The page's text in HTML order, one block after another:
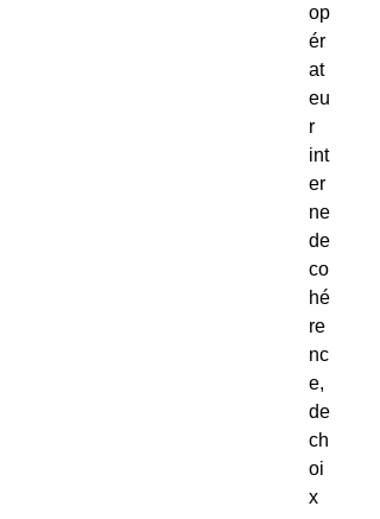
op
ér
at
eu
r
int
er
ne
de
co
hé
re
nc
e,
de
ch
oi
x